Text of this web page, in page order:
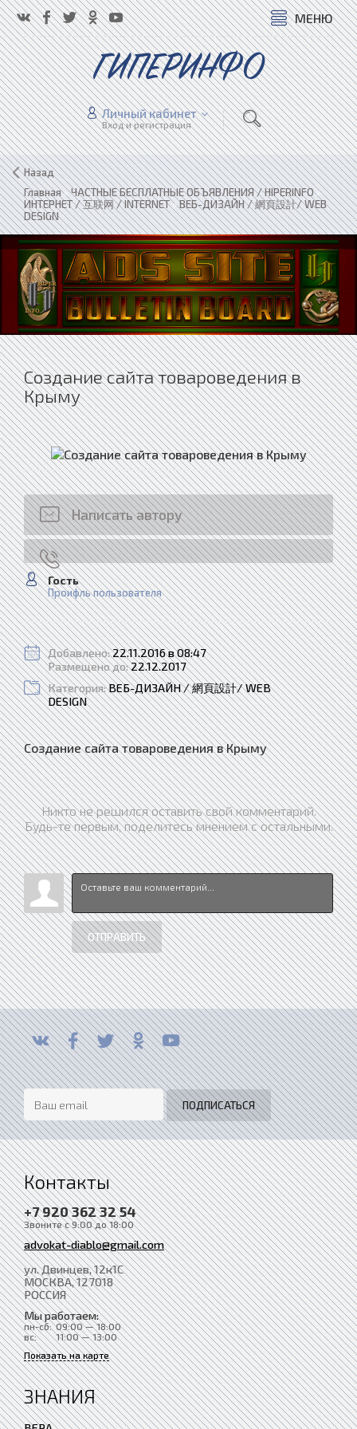
МЕНЮ
ГИПЕРИНФО
Личный кабинет
Вход и регистрация
Назад
Главная»ЧАСТНЫЕ БЕСПЛАТНЫЕ ОБЪЯВЛЕНИЯ / HIPERINFO»
ИНТЕРНЕТ / 互联网 / INTERNET»ВЕБ-ДИЗАЙН / 網頁設計/ WEB
DESIGN
Создание сайта товароведения в
Крыму
Написать автору
Гость
Проифль пользователя
Добавлено:22.11.2016 в 08:47
Размещено до:22.12.2017
Категория:ВЕБ-ДИЗАЙН / 網頁設計/ WEB
DESIGN
Создание сайта товароведения в Крыму
Никто не решился оставить свой комментарий.
Будь-те первым, поделитесь мнением с остальными.
ОТПРАВИТЬ
Контакты
+7 920 362 32 54
Звоните с 9:00 до 18:00
advokat-diablo@gmail.com
ул. Двинцев, 12к1С
МОСКВА, 127018
РОССИЯ
Мы работаем:
пн-сб: 09:00 — 18:00
вс:
11:00 — 13:00
Показать на карте
ЗНАНИЯ